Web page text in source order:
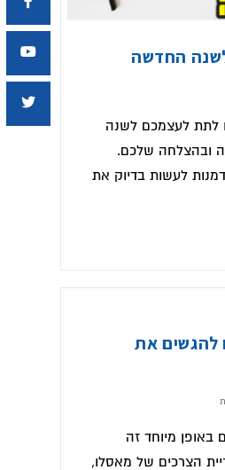
החדשה
לתת לעצמכם לשנה
ובהצלחה שלכם.
לעשות בדיוק את
להגשים את
מיוחד זה
הצרכים של מאסלו,